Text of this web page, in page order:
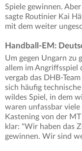
Spiele gewinnen.
sagte Routinier Kai
mit dem weiter
Handball-EM:
Um gegen Ungarn zu
allem im Angriffsspiel
vergab das DHB-
sich häufig
wildes Spiel, in dem
waren unfassbar
Kastening von der
klar: "Wir haben das
gewinnen. Wir sind